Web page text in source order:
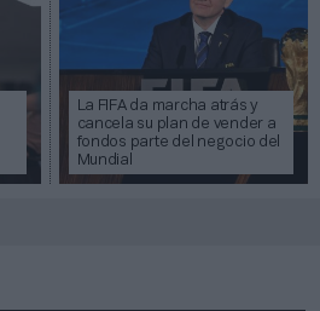
La FIFA da marcha atrás y
cancela su plan de vender a
fondos parte del negocio del
Mundial